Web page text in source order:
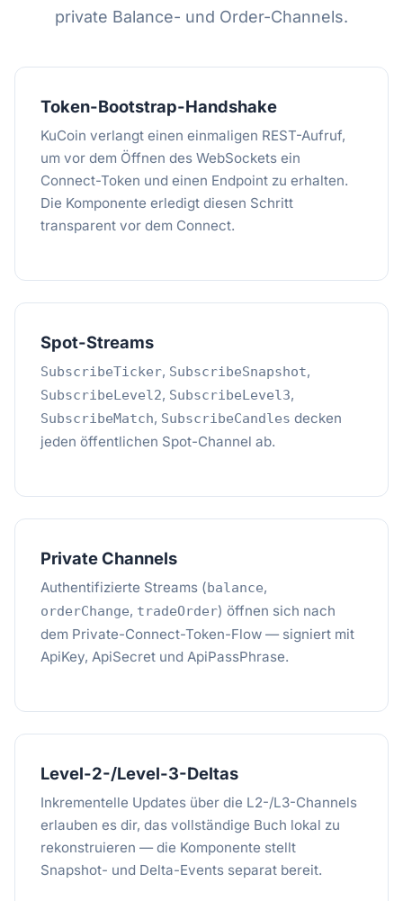
private Balance- und Order-Channels.
Token-Bootstrap-Handshake
KuCoin verlangt einen einmaligen REST-Aufruf,
um vor dem Öffnen des WebSockets ein
Connect-Token und einen Endpoint zu erhalten.
Die Komponente erledigt diesen Schritt
transparent vor dem Connect.
Spot-Streams
SubscribeTicker, SubscribeSnapshot,
SubscribeLevel2, SubscribeLevel3,
SubscribeMatch, SubscribeCandles decken
jeden öffentlichen Spot-Channel ab.
Private Channels
Authentifizierte Streams (balance,
orderChange, tradeOrder) öffnen sich nach
dem Private-Connect-Token-Flow — signiert mit
ApiKey, ApiSecret und ApiPassPhrase.
Level-2-/Level-3-Deltas
Inkrementelle Updates über die L2-/L3-Channels
erlauben es dir, das vollständige Buch lokal zu
rekonstruieren — die Komponente stellt
Snapshot- und Delta-Events separat bereit.